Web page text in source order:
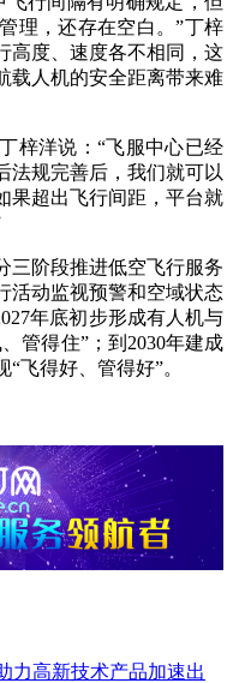
理，还存在空白。”丁梓
高度、速度各不相同，这
载人机的安全距离带来难
洋说：“飞服中心已经
法规完善后，我们就可以
果超出飞行间距，平台就
阶段推进低空飞行服务
活动监视预警和空域状态
年底初步形成有人机与
管得住”；到2030年建成
飞得好、管得好”。
力高新技术产品加速出